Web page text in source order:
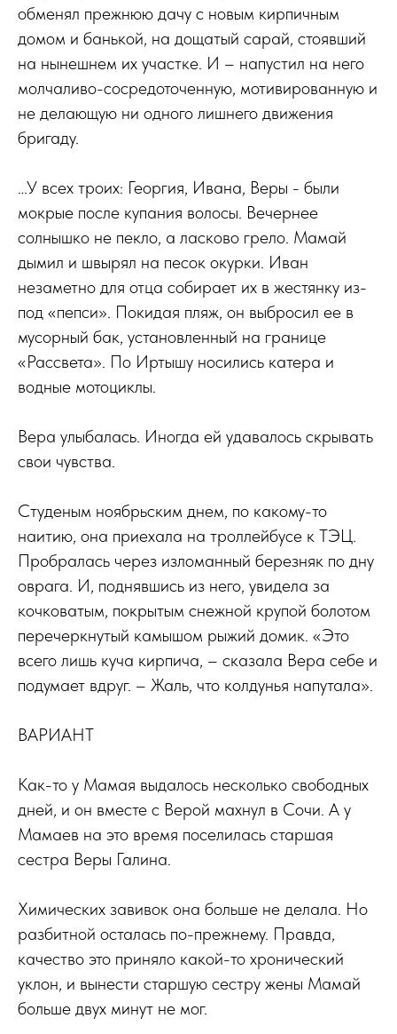
обменял прежнюю дачу с новым кирпичным
домом и банькой, на дощатый сарай, стоявший
на нынешнем их участке. И – напустил на него
молчаливо-сосредоточенную, мотивированную и
не делающую ни одного лишнего движения
бригаду.
…У всех троих: Георгия, Ивана, Веры - были
мокрые после купания волосы. Вечернее
солнышко не пекло, а ласково грело. Мамай
дымил и швырял на песок окурки. Иван
незаметно для отца собирает их в жестянку из-
под «пепси». Покидая пляж, он выбросил ее в
мусорный бак, установленный на границе
«Рассвета». По Иртышу носились катера и
водные мотоциклы.
Вера улыбалась. Иногда ей удавалось скрывать
свои чувства.
Студеным ноябрьским днем, по какому-то
наитию, она приехала на троллейбусе к ТЭЦ.
Пробралась через изломанный березняк по дну
оврага. И, поднявшись из него, увидела за
кочковатым, покрытым снежной крупой болотом
перечеркнутый камышом рыжий домик. «Это
всего лишь куча кирпича, – сказала Вера себе и
подумает вдруг. – Жаль, что колдунья напутала».
ВАРИАНТ
Как-то у Мамая выдалось несколько свободных
дней, и он вместе с Верой махнул в Сочи. А у
Мамаев на это время поселилась старшая
сестра Веры Галина.
Химических завивок она больше не делала. Но
разбитной осталась по-прежнему. Правда,
качество это приняло какой-то хронический
уклон, и вынести старшую сестру жены Мамай
больше двух минут не мог.